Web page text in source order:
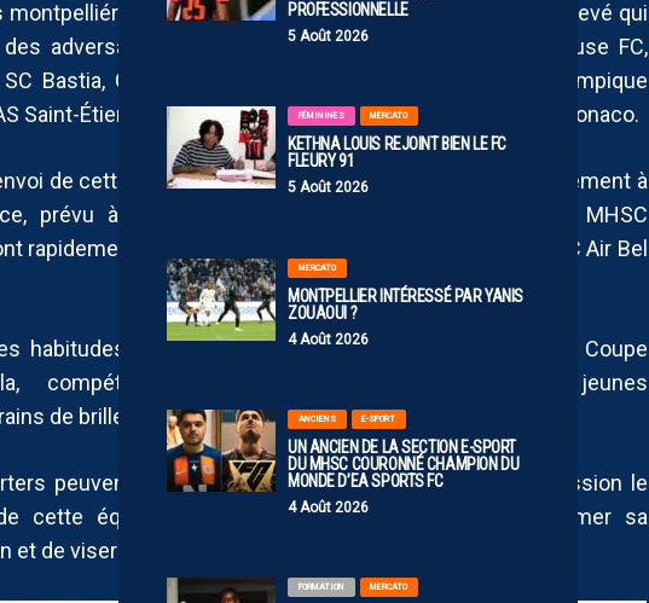
PROFESSIONNELLE
5 Août 2026
FÉMININES MERCATO
KETHNA LOUIS REJOINT BIEN LE FC
FLEURY 91
5 Août 2026
MERCATO
MONTPELLIER INTÉRESSÉ PAR YANIS
ZOUAOUI ?
4 Août 2026
ANCIENS E-SPORT
UN ANCIEN DE LA SECTION E-SPORT
DU MHSC COURONNÉ CHAMPION DU
MONDE D’EA SPORTS FC
4 Août 2026
FORMATION MERCATO
montpelliérains évolueront dans le Groupe D, un groupe relevé qui
adversaires tels que Cavigal Nice, SC Air Bel, Toulouse FC,
SC Bastia, Gazelec Ajaccio, OGC Nice, US Colomiers, Olympique
Saint-Étienne, AC Ajaccio, Olympique de Marseille et AS Monaco.
de cette nouvelle campagne sera donné par un déplacement à
prévu à la fin du mois d’août 2025. Les U19N du MHSC
rapidement avec un premier match à domicile face au SC Air Bel
habitudes, cette génération participera également à la Coupe
compétition prestigieuse qui permettra aux jeunes
de briller sur la scène nationale.
peuvent d’ores et déjà se préparer à suivre avec passion le
cette équipe prometteuse, qui ambitionne de confirmer sa
et de viser les sommets cette saison.